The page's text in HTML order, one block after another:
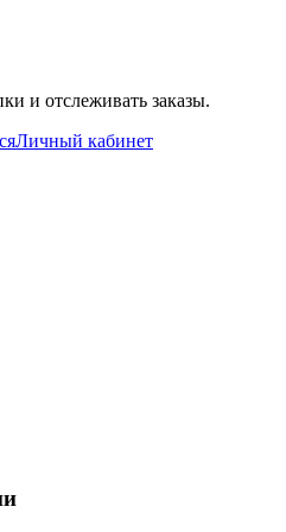
и отслеживать заказы.
Личный кабинет